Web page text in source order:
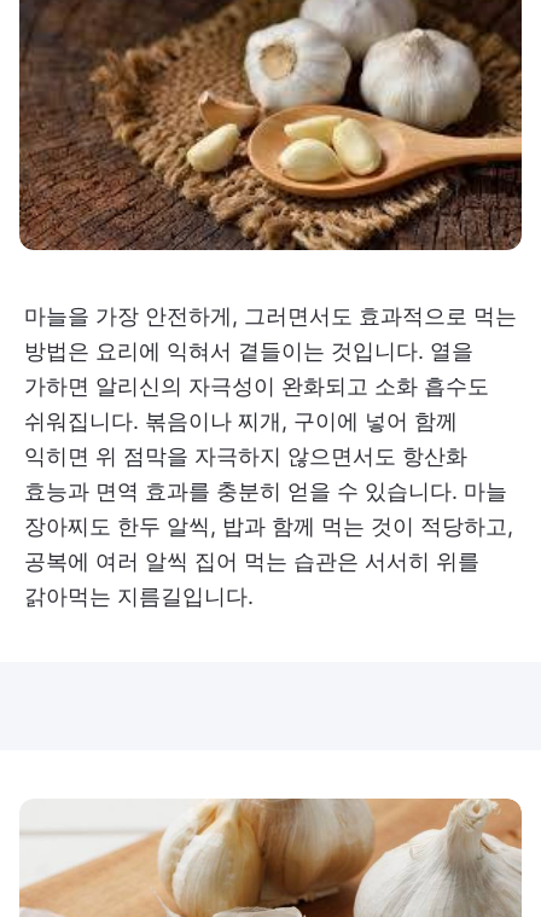
마늘을 가장 안전하게, 그러면서도 효과적으로 먹는
방법은 요리에 익혀서 곁들이는 것입니다. 열을
가하면 알리신의 자극성이 완화되고 소화 흡수도
쉬워집니다. 볶음이나 찌개, 구이에 넣어 함께
익히면 위 점막을 자극하지 않으면서도 항산화
효능과 면역 효과를 충분히 얻을 수 있습니다. 마늘
장아찌도 한두 알씩, 밥과 함께 먹는 것이 적당하고,
공복에 여러 알씩 집어 먹는 습관은 서서히 위를
갉아먹는 지름길입니다.